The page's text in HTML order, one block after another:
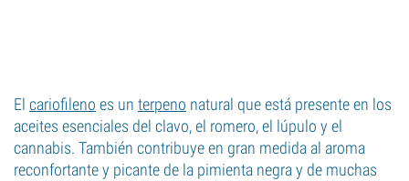
El cariofileno es un terpeno natural que está presente en los
aceites esenciales del clavo, el romero, el lúpulo y el
cannabis. También contribuye en gran medida al aroma
reconfortante y picante de la pimienta negra y de muchas